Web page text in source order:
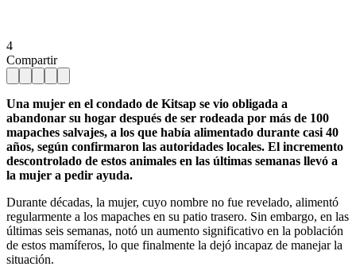
4
Compartir
Una mujer en el condado de Kitsap se vio obligada a
abandonar su hogar después de ser rodeada por más de 100
mapaches salvajes, a los que había alimentado durante casi 40
años, según confirmaron las autoridades locales. El incremento
descontrolado de estos animales en las últimas semanas llevó a
la mujer a pedir ayuda.
Durante décadas, la mujer, cuyo nombre no fue revelado, alimentó
regularmente a los mapaches en su patio trasero. Sin embargo, en las
últimas seis semanas, notó un aumento significativo en la población
de estos mamíferos, lo que finalmente la dejó incapaz de manejar la
situación.